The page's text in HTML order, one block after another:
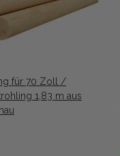
für 70 Zoll /
1,83 m aus